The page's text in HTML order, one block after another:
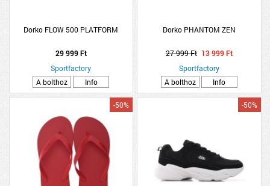
Dorko FLOW 500 PLATFORM
29 999 Ft
Sportfactory
A bolthoz
Info
Dorko PHANTOM ZEN
27 999 Ft 13 999 Ft
Sportfactory
A bolthoz
Info
-50% -50%